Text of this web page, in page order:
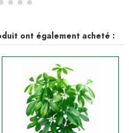
ont également acheté :